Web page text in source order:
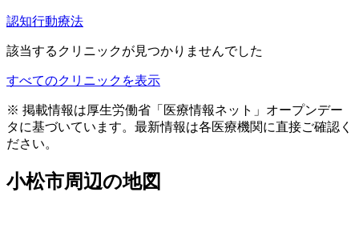
認知行動療法
該当するクリニックが見つかりませんでした
すべてのクリニックを表示
※ 掲載情報は厚生労働省「医療情報ネット」オープンデー
タに基づいています。最新情報は各医療機関に直接ご確認く
ださい。
小松市周辺の地図